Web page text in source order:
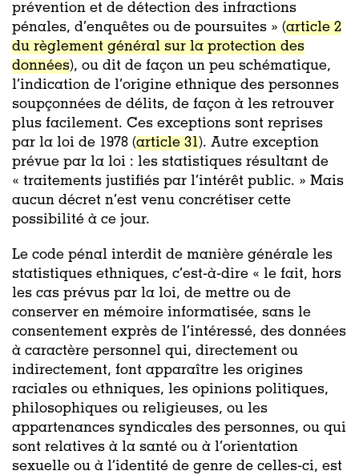
prévention et de détection des infractions
pénales, d’enquêtes ou de poursuites » (article 2
du règlement général sur la protection des
données), ou dit de façon un peu schématique,
l’indication de l’origine ethnique des personnes
soupçonnées de délits, de façon à les retrouver
plus facilement. Ces exceptions sont reprises
par la loi de 1978 (article 31). Autre exception
prévue par la loi : les statistiques résultant de
« traitements justifiés par l’intérêt public. » Mais
aucun décret n’est venu concrétiser cette
possibilité à ce jour.
Le code pénal interdit de manière générale les
statistiques ethniques, c’est-à-dire « le fait, hors
les cas prévus par la loi, de mettre ou de
conserver en mémoire informatisée, sans le
consentement exprès de l’intéressé, des données
à caractère personnel qui, directement ou
indirectement, font apparaître les origines
raciales ou ethniques, les opinions politiques,
philosophiques ou religieuses, ou les
appartenances syndicales des personnes, ou qui
sont relatives à la santé ou à l’orientation
sexuelle ou à l’identité de genre de celles-ci, est